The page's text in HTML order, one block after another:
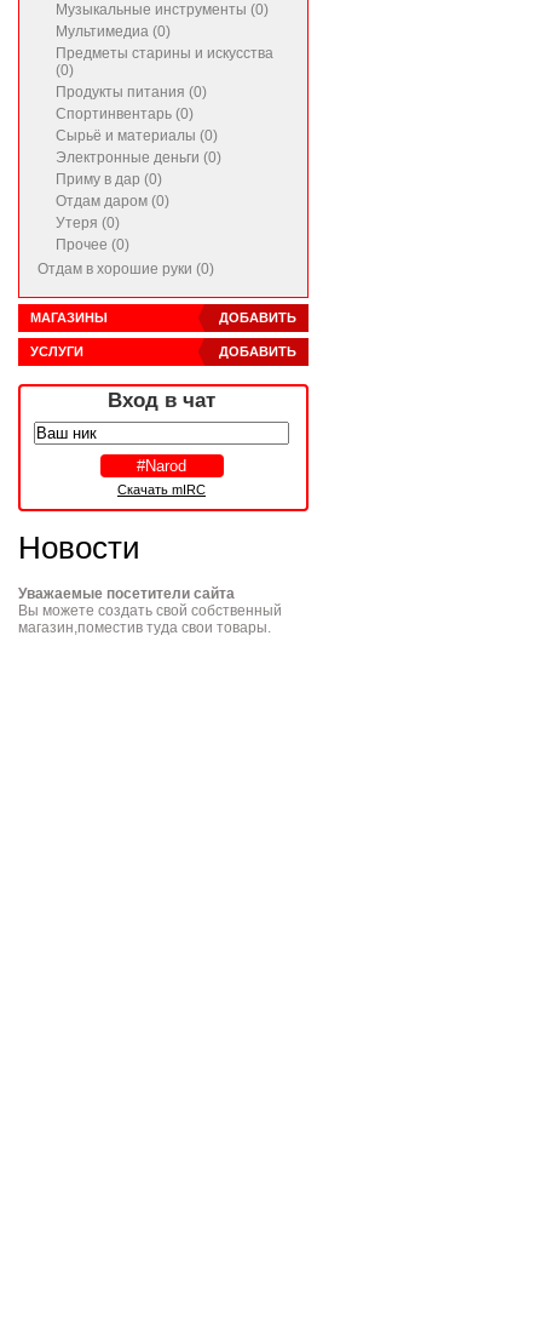
Музыкальные инструменты (0)
Мультимедиа (0)
Предметы старины и искусства
(0)
Продукты питания (0)
Спортинвентарь (0)
Сырьё и материалы (0)
Электронные деньги (0)
Приму в дар (0)
Отдам даром (0)
Утеря (0)
Прочее (0)
Отдам в хорошие руки (0)
ДОБАВИТЬ
МАГАЗИНЫ
ДОБАВИТЬ
УСЛУГИ
Вход в чат
Скачать mIRC
Новости
Уважаемые посетители сайта
Вы можете создать свой собственный
магазин,поместив туда свои товары.